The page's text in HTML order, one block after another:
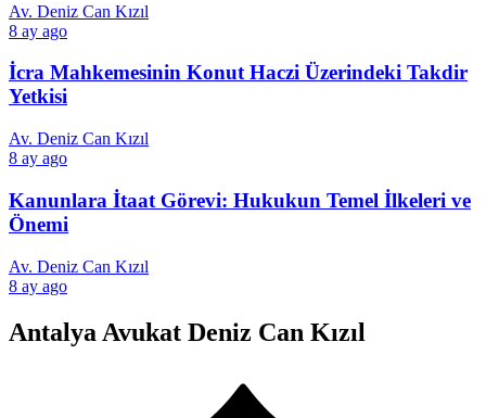
Av. Deniz Can Kızıl
8 ay ago
İcra Mahkemesinin Konut Haczi Üzerindeki Takdir
Yetkisi
Av. Deniz Can Kızıl
8 ay ago
Kanunlara İtaat Görevi: Hukukun Temel İlkeleri ve
Önemi
Av. Deniz Can Kızıl
8 ay ago
Antalya Avukat Deniz Can Kızıl